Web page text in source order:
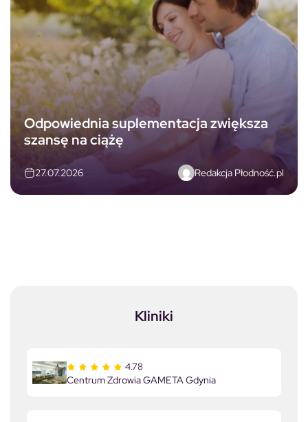
Odpowiednia suplementacja zwiększa
szansę na ciążę
27.07.2026 Redakcja Płodność.pl
Kliniki
4.78
Centrum Zdrowia GAMETA Gdynia